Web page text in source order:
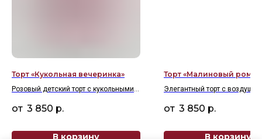
Торт «Кукольная вечеринка»
Розовый детский торт с кукольными
3 850 р.
В корзину
Торт «Малиновый
Элегантный торт с
малиной и сердечками
3 850 р.
В корзину